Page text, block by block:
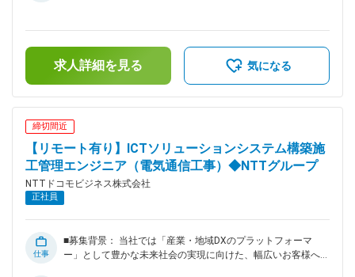
けるお客様関連会社（ゼネコン、サブコンなど）主催の工程会
議への参加 ・現場における工事立ち合い（巡回、指導、出来
高確認）、受入検査（合否判定、是正） 3）施工全般の工程管
理による課題把握、適切な管理・指導 ・監理技術者又は主任
規に則った書類作成 等 ■身につくスキル・やりがい： ・最
新技術を活用した提案が豊富にあり、常に先端技術に触れるこ
とができます。 ・公共性の高いプロジェクトでのサービス提
供を通じて、社会貢献できます。 ・大企業のお客様へのサー
ビス提供、大規模プロジェクトへ参画を通じて、自身の成長を
実感できます。 特に、プロジェクト完成後、やったもので
ないと味わえない達成感を感じることができます。 ・施工管
理に関するスキルだけではなく、プロジェクトマネジメント
力、リーダーシップを身に着けることが出来ます。 ■配属組織
を中心とした提案構築が主な業務ですが、お客様は新しいもの
を常に求められており、NW以外のソリューション提供にも取
の金額であり、選考を通じて上下する可能性があります。月給
(月額)は固定手当を含めた表記です。
求人詳細を見る 気になる
締切間近
【リモート有り】ICTソリューションシステム構築施
工管理エンジニア（電気通信工事）◆NTTグループ
NTTドコモビジネス株式会社
正社員
仕事
■募集背景： 当社では「産業・地域DXのプラットフォーマ
ー」として豊かな未来社会の実現に向けた、幅広いお客様へ